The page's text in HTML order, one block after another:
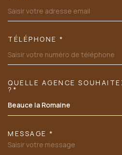
TÉLÉPHONE *
QUELLE AGENCE
?*
Beauce la Romaine
MESSAGE *